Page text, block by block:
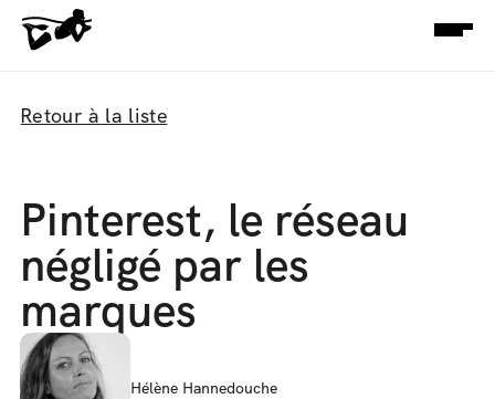
Retour à la liste
Pinterest, le réseau
négligé par les
marques
Hélène Hannedouche